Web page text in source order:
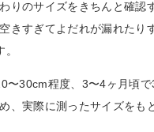
りのサイズをきちんと確認
きすぎてよだれが漏れたり
〜30cm程度、3〜4ヶ月頃
、実際に測ったサイズをも